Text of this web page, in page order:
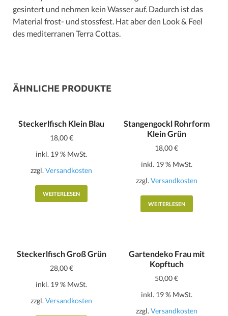
gesintert und nehmen kein Wasser auf. Dadurch ist das
Material frost- und stossfest. Hat aber den Look & Feel
des mediterranen Terra Cottas.
ÄHNLICHE PRODUKTE
Steckerlfisch Klein Blau
18,00€
inkl. 19 % MwSt.
zzgl.Versandkosten
WEITERLESEN
Stangengockl Rohrform
Klein Grün
18,00€
inkl. 19 % MwSt.
zzgl. Versandkosten
WEITERLESEN
Steckerlfisch Groß Grün
28,00€
inkl. 19 % MwSt.
zzgl.Versandkosten
Gartendeko Frau mit
Kopftuch
50,00€
inkl. 19 % MwSt.
zzgl.Versandkosten